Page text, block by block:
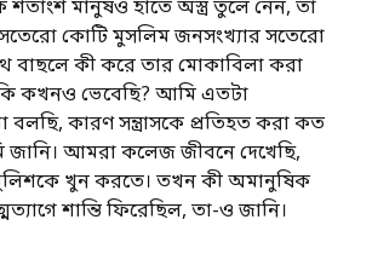
শতাংশ মানুষও হাতে অস্ত্র তুলে নেন, তা
কোটি মুসলিম জনসংখ্যার সতেরো
বাছলে কী করে তার মোকাবিলা করা
কখনও ভেবেছি? আমি এতটা
বলছি, কারণ সন্ত্রাসকে প্রতিহত করা কত
আমরা কলেজ জীবনে দেখেছি,
পুলিশকে খুন করতে। তখন কী অমানুষিক
শান্তি ফিরেছিল, তা-ও জানি।